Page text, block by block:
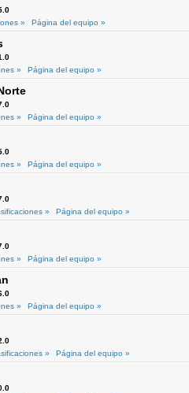
»
Página del equipo »
»
Página del equipo »
»
Página del equipo »
»
Página del equipo »
»
Página del equipo »
»
Página del equipo »
»
Página del equipo »
»
Página del equipo »